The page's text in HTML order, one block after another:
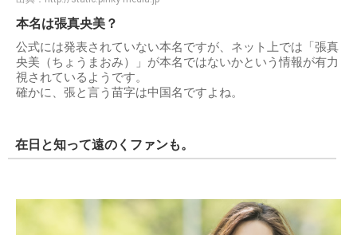
本名は張真央美？
公式には発表されていない本名ですが、ネット上では「張真
央美（ちょうまおみ）」が本名ではないかという情報が有力
視されているようです。
確かに、張と言う苗字は中国名ですよね。
在日と知って遠のくファンも。